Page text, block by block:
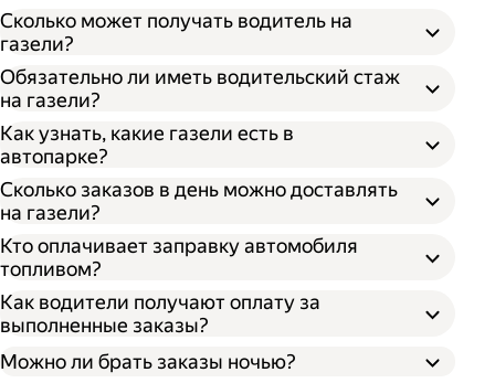
Сколько может получать водитель на
газели?
Обязательно ли иметь водительский стаж
на газели?
Как узнать, какие газели есть в
автопарке?
Сколько заказов в день можно доставлять
на газели?
Кто оплачивает заправку автомобиля
топливом?
Как водители получают оплату за
выполненные заказы?
Можно ли брать заказы ночью?